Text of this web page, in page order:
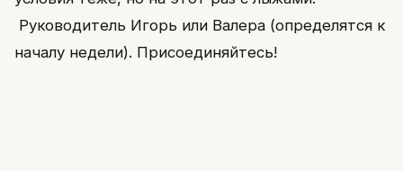
Руководитель Игорь или Валера (определятся к
началу недели). Присоединяйтесь!